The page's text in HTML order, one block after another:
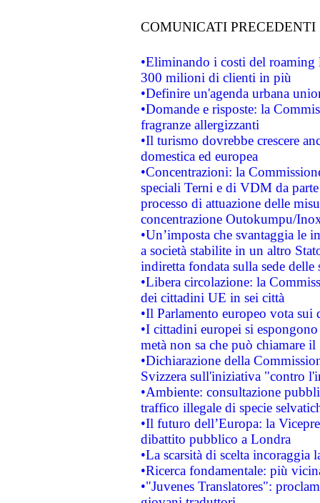
COMUNICATI PRECEDENTI
•Eliminando i costi del roaming
300 milioni di clienti in più
•Definire un'agenda urbana
•Domande e risposte: la
fragranze allergizzanti
•Il turismo dovrebbe crescere
domestica ed europea
•Concentrazioni: la
speciali Terni e di VDM da
processo di attuazione delle
concentrazione Outokumpu/
•Un’imposta che svantaggia le
a società stabilite in un altro
indiretta fondata sulla sede delle
•Libera circolazione: la
dei cittadini UE in sei città
•Il Parlamento europeo vota sui
•I cittadini europei si
metà non sa che può chiamare
•Dichiarazione della
Svizzera sull'iniziativa "contro
•Ambiente: consultazione
traffico illegale di specie
•Il futuro dell’Europa: la
dibattito pubblico a Londra
•La scarsità di scelta
•Ricerca fondamentale: più
•"Juvenes Translatores":